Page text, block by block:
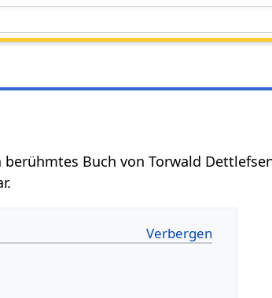
Buch von Torwald